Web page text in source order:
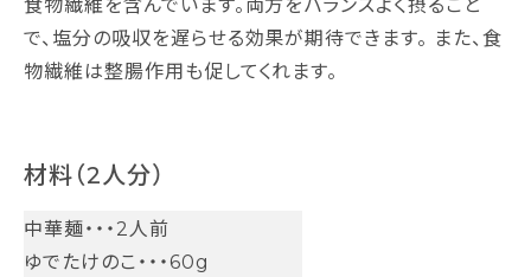
で、塩分の吸収を遅らせる効果が期待できます。 また、食
物繊維は整腸作用も促してくれます。
材料（2人分）
中華麺・・・2人前
ゆでたけのこ・・・60g